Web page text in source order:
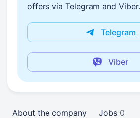
offers via Telegram and Viber.
Telegram
Viber
About the company Jobs 0